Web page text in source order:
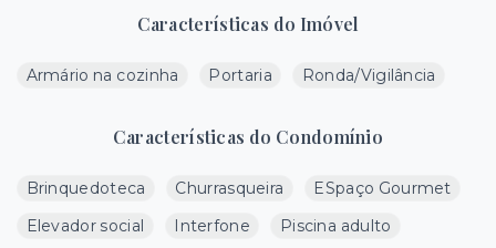
Características do Imóvel
Armário na cozinha Portaria Ronda/Vigilância
Características do Condomínio
Brinquedoteca Churrasqueira
ESpaço Gourmet
Elevador social
Interfone
Piscina adulto